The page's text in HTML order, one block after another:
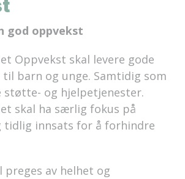
god oppvekst
Oppvekst skal levere gode
barn og unge. Samtidig som
støtte- og hjelpetjenester.
skal ha særlig fokus på
tidlig innsats for å forhindre
preges av helhet og